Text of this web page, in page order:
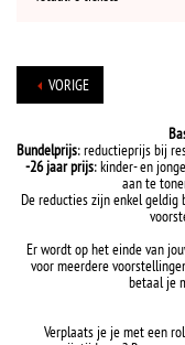
VORIGE
Bundelprijs: reductieprijs bij
-26 jaar prijs: kinder- en
aan te
De reducties zijn enkel geldig
Er wordt op het einde van
voor meerdere
betaal je
Verplaats je je met een